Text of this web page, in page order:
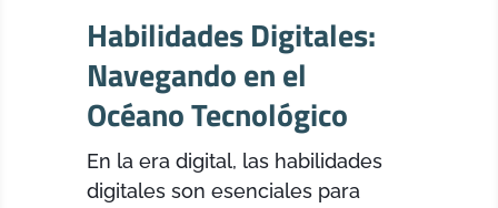
Habilidades Digitales:
Navegando en el
Océano Tecnológico
En la era digital, las habilidades
digitales son esenciales para